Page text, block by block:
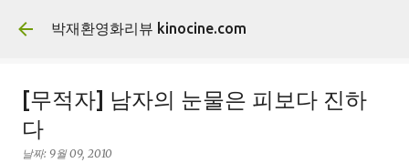
기본 콘텐츠로 건너뛰기
박재환영화리뷰 kinocine.com
[무적자] 남자의 눈물은 피보다 진하
다
날짜: 9월 09, 2010